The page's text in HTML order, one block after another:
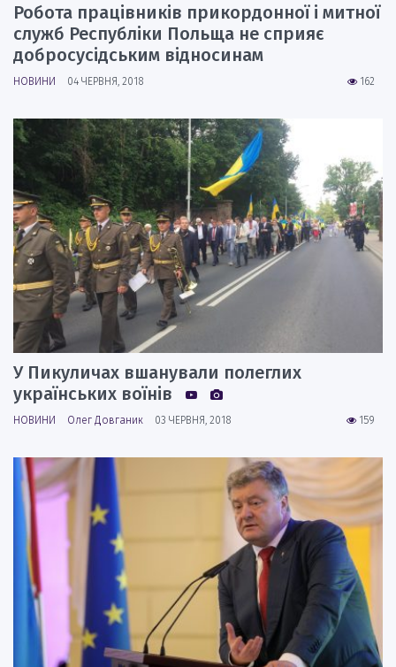
Робота працівників прикордонної і митної
служб Республіки Польща не сприяє
добросусідським відносинам
162
НОВИНИ 04 ЧЕРВНЯ, 2018
У Пикуличах вшанували полеглих
українських воїнів
159
НОВИНИ Олег Довганик 03 ЧЕРВНЯ, 2018